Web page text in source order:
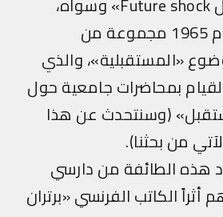
الذي أصدر منذ عام 1965 مجموعة من
والذي
بالقيام بمحاضرات جامعية حول
(وسنتحدث عن هذا
بحثنا).
الطائفة من دارسي
الفرنسي «برتران